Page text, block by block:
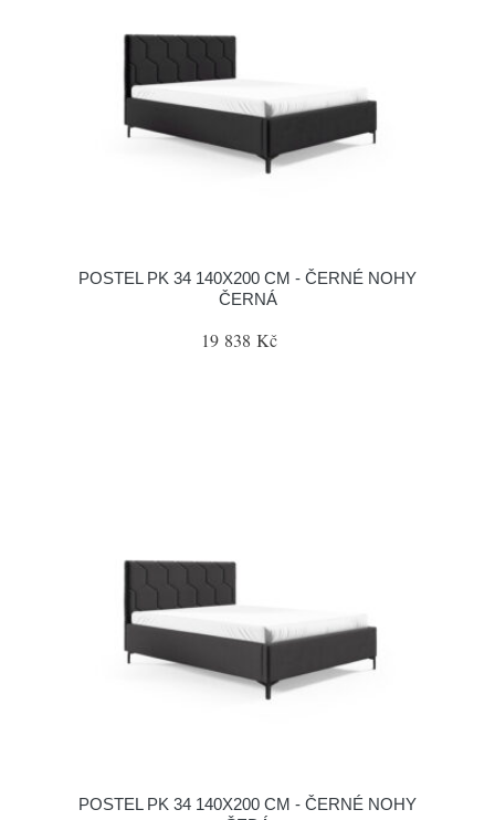
POSTEL PK 34 140X200 CM - ČERNÉ NOHY
ČERNÁ
19 838 Kč
POSTEL PK 34 140X200 CM - ČERNÉ NOHY